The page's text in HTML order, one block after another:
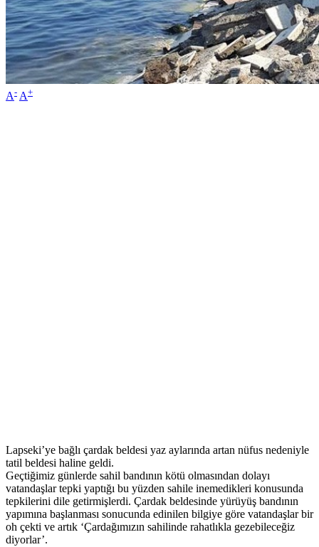
A- A+
Lapseki’ye bağlı çardak beldesi yaz aylarında artan nüfus nedeniyle
tatil beldesi haline geldi.
Geçtiğimiz günlerde sahil bandının kötü olmasından dolayı
vatandaşlar tepki yaptığı bu yüzden sahile inemedikleri konusunda
tepkilerini dile getirmişlerdi. Çardak beldesinde yürüyüş bandının
yapımına başlanması sonucunda edinilen bilgiye göre vatandaşlar bir
oh çekti ve artık ‘Çardağımızın sahilinde rahatlıkla gezebileceğiz
diyorlar’.